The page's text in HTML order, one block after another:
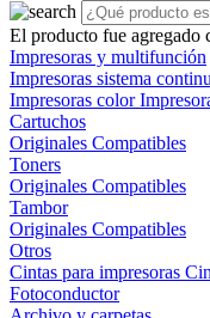
El producto fue agregado
Impresoras y multifunción
Impresoras sistema
Impresoras color
Cartuchos
Originales Compatibles
Toners
Originales Compatibles
Tambor
Originales Compatibles
Otros
Cintas para impresoras
Fotoconductor